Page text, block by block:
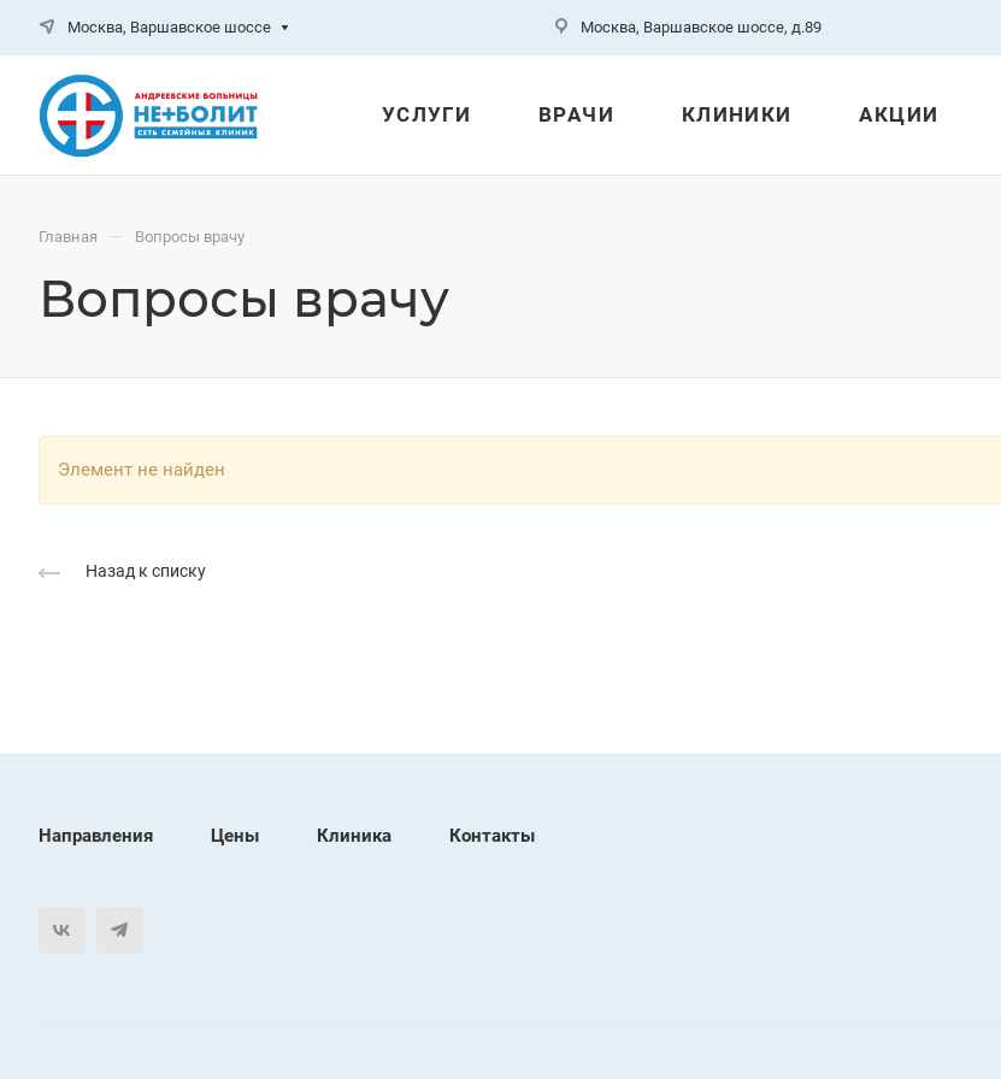
Москва, Варшавское шоссе Москва, Варшавское шоссе, д.89
УСЛУГИ ВРАЧИ КЛИНИКИ АКЦИИ
Главная — Вопросы врачу
Вопросы врачу
Элемент не найден
Назад к списку
Направления Цены Клиника Контакты